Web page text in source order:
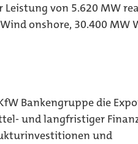
von 5.620 MW
onshore, 30.400 MW
Bankengruppe die
und langfristiger
und